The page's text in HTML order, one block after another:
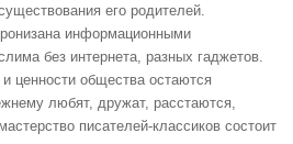
его родителей.
информационными
без интернета, разных гаджетов.
ценности общества остаются
любят, дружат, расстаются,
писателей-классиков состоит